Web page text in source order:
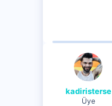
kadiristerse
Üye